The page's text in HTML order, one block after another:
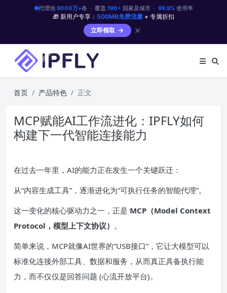
代理池 9000万+条 · 覆盖 190+国家及城市 · 99.9%使用率
🎁 新用户专享： 500MB免费流量 + 专属折扣
立即领取
✕
首页 产品特色 正文
MCP赋能AI工作流进化：IPFLY如何
构建下一代智能连接能力
在过去一年里，AI的能力正在发生一个关键跃迁：
从“内容生成工具”，逐渐进化为“可执行任务的智能代理”。
这一变化的核心驱动力之一，正是 MCP（Model Context
Protocol，模型上下文协议） 。
简单来说，MCP就像AI世界的“USB接口”，它让大模型可以
标准化连接外部工具、数据和服务，从而真正具备执行能
力，而不仅仅是回答问题 (心流开放平台)。